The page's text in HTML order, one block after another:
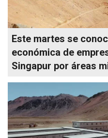
Este martes se
económica de
Singapur por áreas